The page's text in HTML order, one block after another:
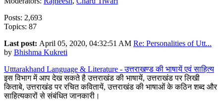
Posts: 2,693
Topics: 87
Last post: April 05, 2020, 04:32:51 AM Re: Personalities of Utt...
by Bhishma Kukreti
Utttarakhand Language & Literature - उत्तराखण्ड की भाषायें एवं साहित्य
इस विभाग में आप देख सकते है उत्तराखंड की भाषायें, उत्तराखंड पर लिखी
किताबे, उत्तराखंड पर रचित कवितायें, उत्तराखंड की भाषाओं के कठिन शब्द और
साहित्यकारों से संबंधित जानकारी।